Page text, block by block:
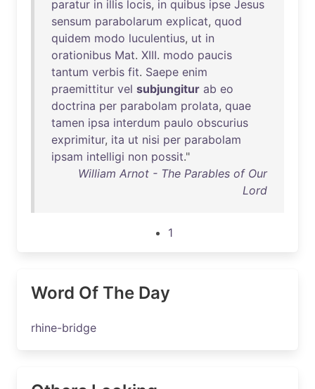
paratur in illis locis, in quibus ipse Jesus
sensum parabolarum explicat, quod
quidem modo luculentius, ut in
orationibus Mat. XIII. modo paucis
tantum verbis fit. Saepe enim
praemittitur vel subjungitur ab eo
doctrina per parabolam prolata, quae
tamen ipsa interdum paulo obscurius
exprimitur, ita ut nisi per parabolam
ipsam intelligi non possit."
William Arnot - The Parables of Our
Lord
1
Word Of The Day
rhine-bridge